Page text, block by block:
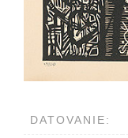
DATOVANIE: